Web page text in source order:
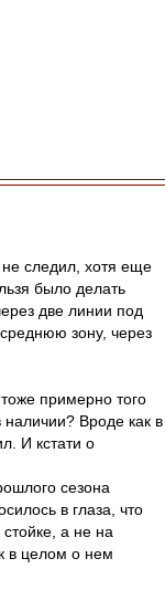
следил, хотя еще
было делать
две линии под
зону, через
примерно того
Вроде как в
И кстати о
сезона
в глаза, что
а не на
в целом о нем